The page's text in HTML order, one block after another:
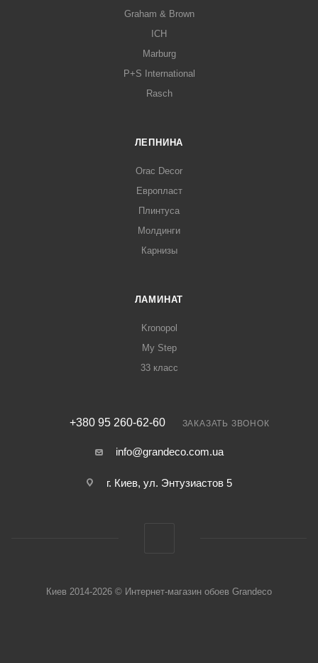
Graham & Brown
ICH
Marburg
P+S International
Rasch
ЛЕПНИНА
Orac Decor
Европласт
Плинтуса
Молдинги
Карнизы
ЛАМИНАТ
Kronopol
My Step
33 класс
+380 95 260-62-60 ЗАКАЗАТЬ ЗВОНОК
info@grandeco.com.ua
г. Киев, ул. Энтузиастов 5
Киев 2014-2026 © Интернет-магазин обоев Grandeco